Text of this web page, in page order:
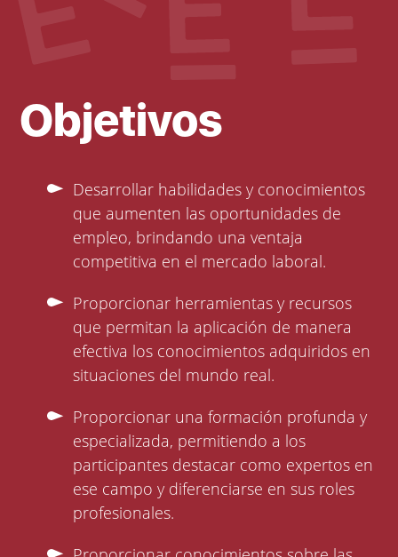
Objetivos
Desarrollar habilidades y conocimientos
que aumenten las oportunidades de
empleo, brindando una ventaja
competitiva en el mercado laboral.
Proporcionar herramientas y recursos
que permitan la aplicación de manera
efectiva los conocimientos adquiridos en
situaciones del mundo real.
Proporcionar una formación profunda y
especializada, permitiendo a los
participantes destacar como expertos en
ese campo y diferenciarse en sus roles
profesionales.